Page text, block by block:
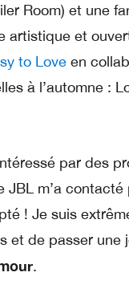
Room) et une
artistique et
to Love en
à l’automne :
par des
JBL m’a
! Je suis
et de passer
.